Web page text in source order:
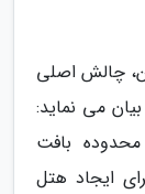
چالش اصلی
می نماید:
بافت
ایجاد هتل